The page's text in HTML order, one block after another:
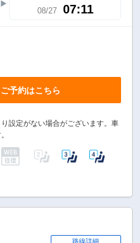
08/27 07:11
予約はこちら
設定がない場合がございます。車
路線詳細